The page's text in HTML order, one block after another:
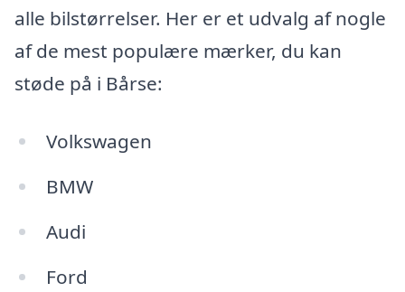
alle bilstørrelser. Her er et udvalg af nogle
af de mest populære mærker, du kan
støde på i Bårse:
Volkswagen
BMW
Audi
Ford